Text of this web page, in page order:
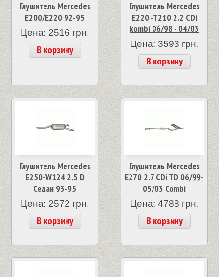
Глушитель Mercedes
E200/E220 92-95
Цена: 2516 грн.
В корзину
Глушитель Mercedes
E220 -T210 2.2 CDi
kombi 06/98 - 04/03
Цена: 3593 грн.
В корзину
Глушитель Mercedes
E250-W124 2.5 D
Седан 93-95
Цена: 2572 грн.
В корзину
Глушитель Mercedes
E270 2.7 CDi TD 06/99-
05/03 Combi
Цена: 4788 грн.
В корзину